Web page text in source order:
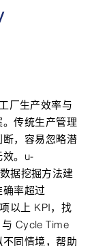
厂生产效率与
传统生产管理
，容易忽略潜
效。u-
据挖掘方法建
确率超过
以上 KPI，找
Cycle Time
同情境，帮助